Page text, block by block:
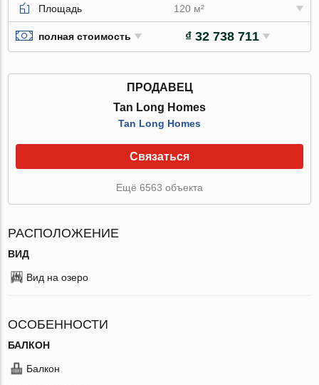
Площадь
120 м²
полная стоимость ₫ 32 738 711
ПРОДАВЕЦ
Tan Long Homes
Tan Long Homes
Связаться
Ещё 6563 объекта
РАСПОЛОЖЕНИЕ
ВИД
Вид на озеро
ОСОБЕННОСТИ
БАЛКОН
Балкон